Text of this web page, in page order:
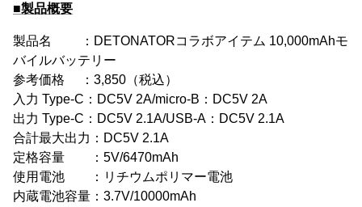
■製品概要
製品名 ：DETONATORコラボアイテム 10,000mAhモ
バイルバッテリー
参考価格 ：3,850（税込）
入力 Type-C：DC5V 2A/micro-B：DC5V 2A
出力 Type-C：DC5V 2.1A/USB-A：DC5V 2.1A
合計最大出力：DC5V 2.1A
定格容量 ：5V/6470mAh
使用電池 ：リチウムポリマー電池
内蔵電池容量：3.7V/10000mAh